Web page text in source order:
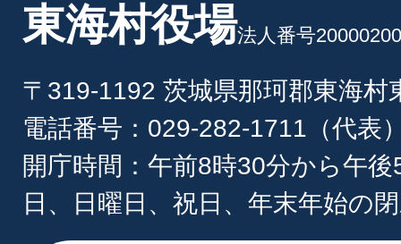
東海村役場法人番号
〒319-1192 茨城県那珂郡東海村
電話番号：029-282-1711（代表
開庁時間：午前8時30分から午
日、日曜日、祝日、年末年始の